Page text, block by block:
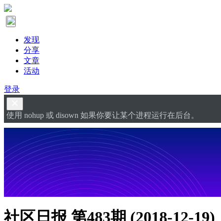
发现
分享
文章
活动
登录
使用 nohup 或 disown 如果你要让某个进程运行在后台。
社区日报 第483期 (2018-12-19)